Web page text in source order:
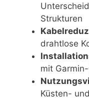
Strukturen
drahtlose
mit
Küsten-